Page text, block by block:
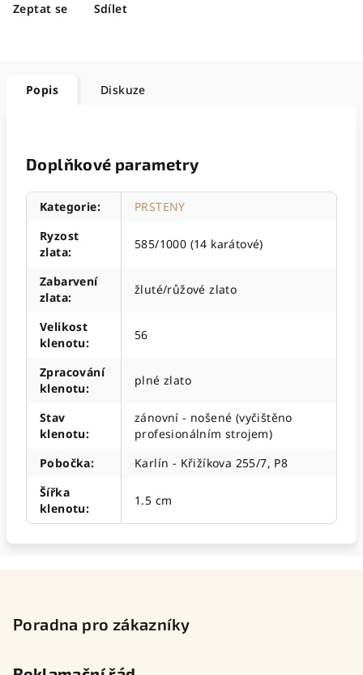
Zeptat se Sdílet
Popis Diskuze
Doplňkové parametry
Kategorie:
PRSTENY
Ryzost
zlata:
585/1000 (14 karátové)
Zabarvení
zlata:
žluté/růžové zlato
Velikost
klenotu:
56
Zpracování
klenotu:
plné zlato
Stav
klenotu:
zánovní - nošené (vyčištěno
profesionálním strojem)
Pobočka:
Karlín - Křižíkova 255/7, P8
Šířka
klenotu:
1.5 cm
Poradna pro zákazníky